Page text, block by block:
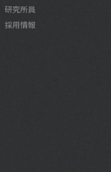
研究所員
採用情報